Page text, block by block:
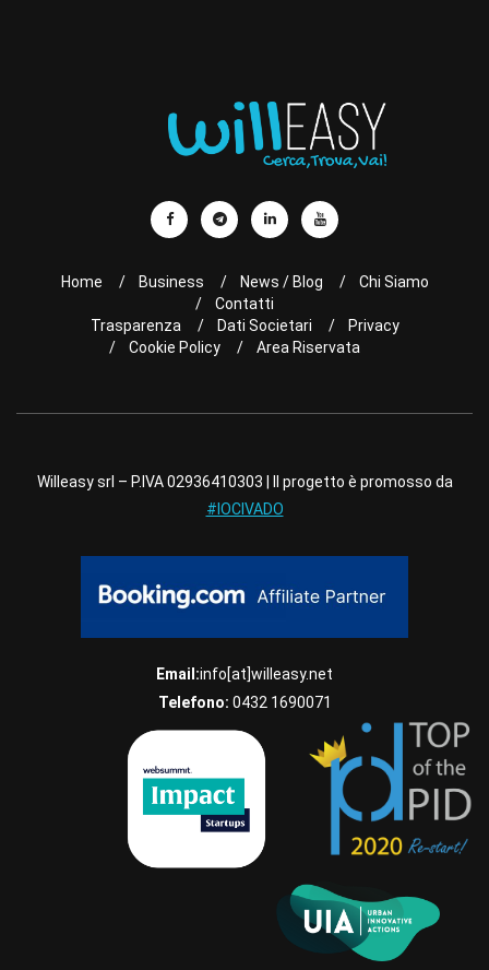
Home Business News / Blog
Chi Siamo
Contatti
Trasparenza
Dati Societari
Privacy
Cookie Policy
Area Riservata
Willeasy srl – P.IVA 02936410303 | Il progetto è promosso da
#IOCIVADO
Email:info[at]willeasy.net
Telefono: 0432 1690071